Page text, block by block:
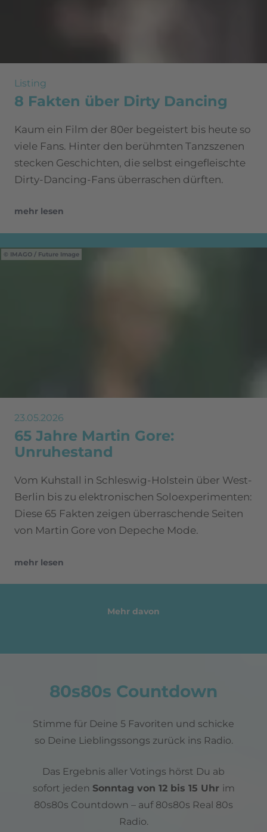
Listing
8 Fakten über Dirty Dancing
Kaum ein Film der 80er begeistert bis heute so
viele Fans. Hinter den berühmten Tanzszenen
stecken Geschichten, die selbst eingefleischte
Dirty-Dancing-Fans überraschen dürften.
mehr lesen
IMAGO / Future Image
23.05.2026
65 Jahre Martin Gore:
Unruhestand
Vom Kuhstall in Schleswig-Holstein über West-
Berlin bis zu elektronischen Soloexperimenten:
Diese 65 Fakten zeigen überraschende Seiten
von Martin Gore von Depeche Mode.
mehr lesen
Mehr davon
80s80s Countdown
Stimme für Deine 5 Favoriten und schicke
so Deine Lieblingssongs zurück ins Radio.
Das Ergebnis aller Votings hörst Du ab
sofort jeden Sonntag von 12 bis 15 Uhr im
80s80s Countdown – auf 80s80s Real 80s
Radio.